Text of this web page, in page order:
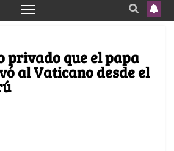
privado que el papa
al Vaticano desde el